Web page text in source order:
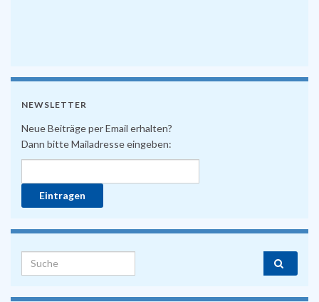
NEWSLETTER
Neue Beiträge per Email erhalten?
Dann bitte Mailadresse eingeben:
Search for: